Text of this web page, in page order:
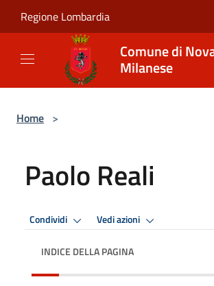
Regione Lombardia
Comune di
Milanese
Home >
Paolo Reali
Condividi Vedi azioni
INDICE DELLA PAGINA